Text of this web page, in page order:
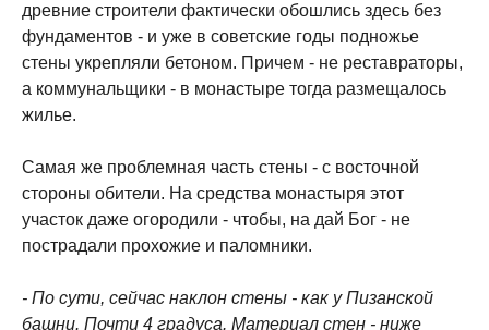
древние строители фактически обошлись здесь без
фундаментов - и уже в советские годы подножье
стены укрепляли бетоном. Причем - не реставраторы,
а коммунальщики - в монастыре тогда размещалось
жилье.
Самая же проблемная часть стены - с восточной
стороны обители. На средства монастыря этот
участок даже огородили - чтобы, на дай Бог - не
пострадали прохожие и паломники.
- По сути, сейчас наклон стены - как у Пизанской
башни. Почти 4 градуса. Материал стен - ниже